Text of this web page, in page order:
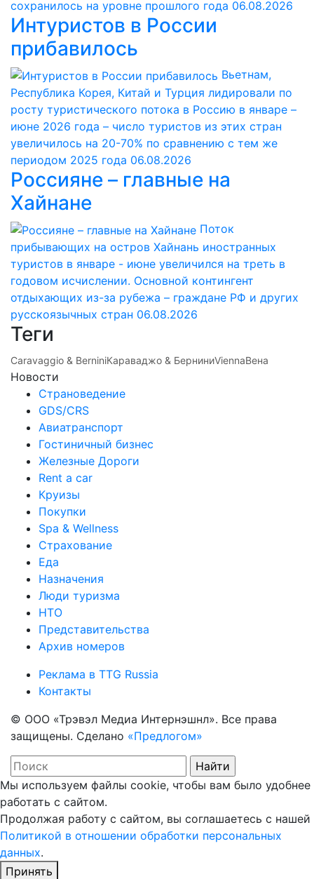
сохранилось на уровне прошлого года 06.08.2026
Интуристов в России
прибавилось
Вьетнам,
Республика Корея, Китай и Турция лидировали по
росту туристического потока в Россию в январе –
июне 2026 года – число туристов из этих стран
увеличилось на 20-70% по сравнению с тем же
периодом 2025 года 06.08.2026
Россияне – главные на
Хайнане
Поток
прибывающих на остров Хайнань иностранных
туристов в январе - июне увеличился на треть в
годовом исчислении. Основной контингент
отдыхающих из-за рубежа – граждане РФ и других
русскоязычных стран 06.08.2026
Теги
Caravaggio & BerniniКараваджо & БерниниViennaВена
Новости
Страноведение
GDS/CRS
Авиатранспорт
Гостиничный бизнес
Железные Дороги
Rent a car
Круизы
Покупки
Spa & Wellness
Страхование
Еда
Назначения
Люди туризма
НТО
Представительства
Архив номеров
Реклама в TTG Russia
Контакты
© ООО «Трэвэл Медиа Интернэшнл». Все права
защищены. Сделано «Предлогом»
Мы используем файлы cookie, чтобы вам было удобнее
работать с сайтом.
Продолжая работу с сайтом, вы соглашаетесь с нашей
Политикой в отношении обработки персональных
данных.
Принять